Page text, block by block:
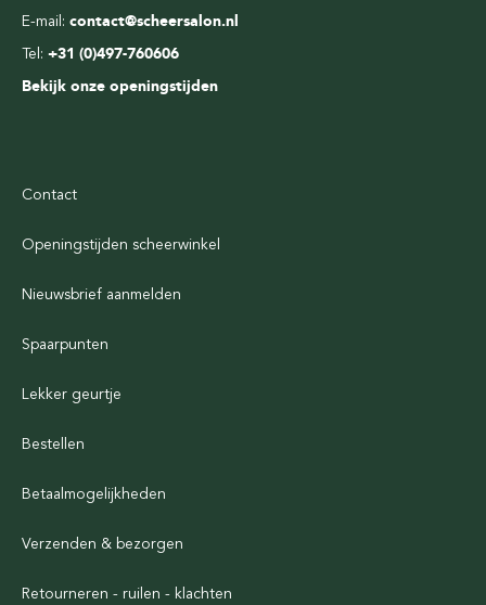
E-mail: contact@scheersalon.nl
Tel: +31 (0)497-760606
Bekijk onze openingstijden
Contact
Openingstijden scheerwinkel
Nieuwsbrief aanmelden
Spaarpunten
Lekker geurtje
Bestellen
Betaalmogelijkheden
Verzenden & bezorgen
Retourneren - ruilen - klachten